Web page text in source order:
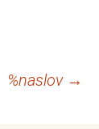
%naslov →